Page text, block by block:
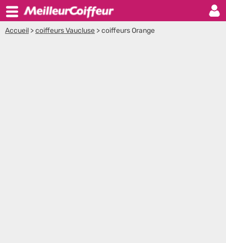
Accueil >coiffeurs Vaucluse >coiffeurs Orange